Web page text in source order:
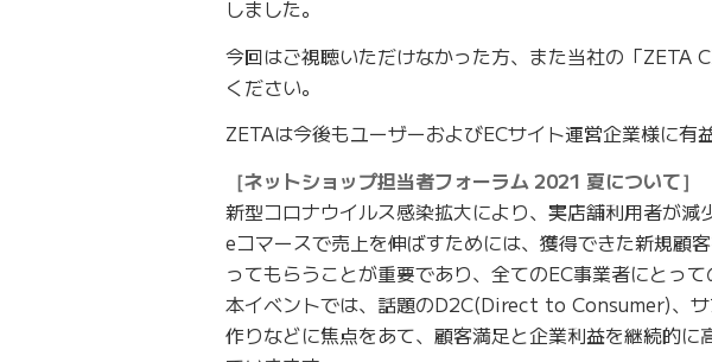
しました。
今回はご視聴いただけなかった方、また当社の「ZETA
ください。
ZETAは今後もユーザーおよびECサイト運営企業様に有
［ネットショップ担当者フォーラム 2021 夏について］
新型コロナウイルス感染拡大により、実店舗利用者が減
eコマースで売上を伸ばすためには、獲得できた新規顧
ってもらうことが重要であり、全てのEC事業者にとって
本イベントでは、話題のD2C(Direct to Consumer)、
作りなどに焦点をあて、顧客満足と企業利益を継続的